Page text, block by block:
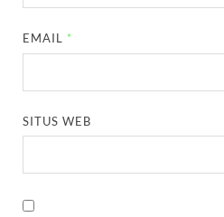
EMAIL *
SITUS WEB